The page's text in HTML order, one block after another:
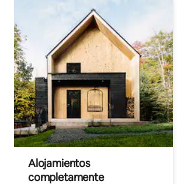
Alojamientos
completamente